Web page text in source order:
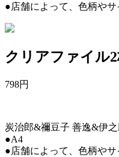
●店舗によって、色柄やサ
クリアファイル
798円
炭治郎&禰豆子 善逸&伊之
●A4
●店舗によって、色柄やサ